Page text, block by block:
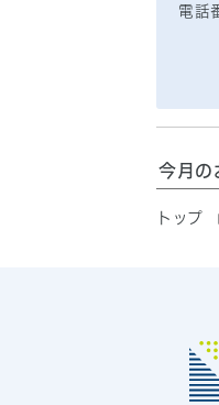
電話
今月の
トップ